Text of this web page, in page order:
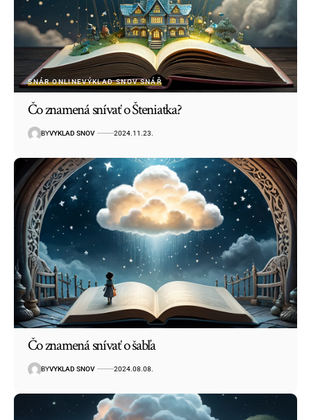
SNÁR ONLINEVÝKLAD SNOV SNÁŘ
Čo znamená snívať o Šteniatka?
BYVYKLAD SNOV 2024.11.23.
Čo znamená snívať o šabľa
BYVYKLAD SNOV 2024.08.08.